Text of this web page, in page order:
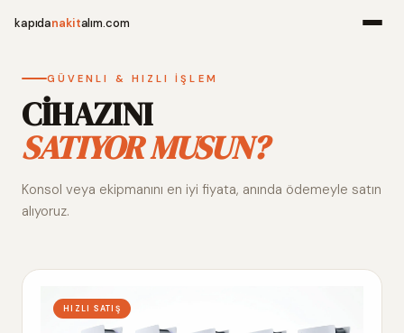
kapıdanakitalım.com
Alım
GÜVENLI & HIZLI İŞLEM
CİHAZINI
SATIYOR MUSUN?
Konsol veya ekipmanını en iyi fiyata, anında ödemeyle satın
alıyoruz.
HIZLI SATIŞ